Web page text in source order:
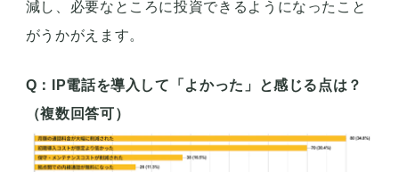
減し、必要なところに投資できるようになったこと
がうかがえます。
Q：IP電話を導入して「よかった」と感じる点は？
（複数回答可）